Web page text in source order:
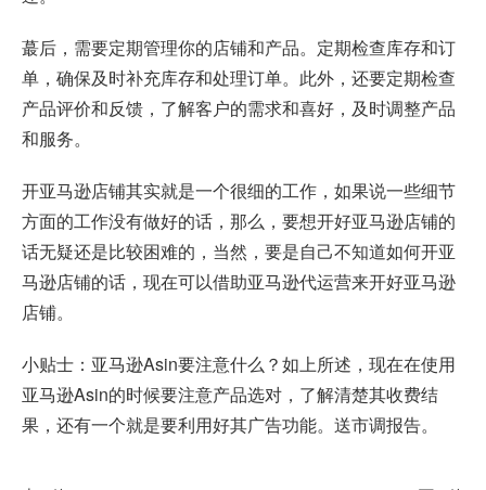
蕞后，需要定期管理你的店铺和产品。定期检查库存和订
单，确保及时补充库存和处理订单。此外，还要定期检查
产品评价和反馈，了解客户的需求和喜好，及时调整产品
和服务。
开亚马逊店铺其实就是一个很细的工作，如果说一些细节
方面的工作没有做好的话，那么，要想开好亚马逊店铺的
话无疑还是比较困难的，当然，要是自己不知道如何开亚
马逊店铺的话，现在可以借助亚马逊代运营来开好亚马逊
店铺。
小贴士：亚马逊Asin要注意什么？如上所述，现在在使用
亚马逊Asin的时候要注意产品选对，了解清楚其收费结
果，还有一个就是要利用好其广告功能。送市调报告。